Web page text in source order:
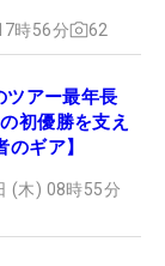
時56分 62
アー最年長
初優勝を支え
ギア】
(木) 08時55分